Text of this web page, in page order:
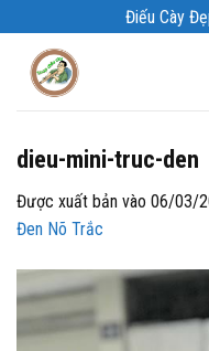
qua
Điếu Cày
dieu-mini-truc-den
Được xuất bản vào 06/03/
Đen Nõ Trắc